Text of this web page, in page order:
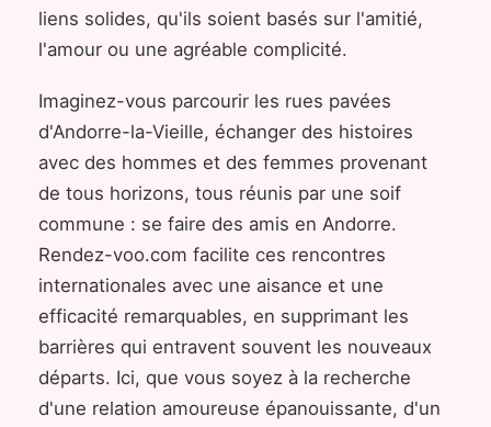
liens solides, qu'ils soient basés sur l'amitié,
l'amour ou une agréable complicité.
Imaginez-vous parcourir les rues pavées
d'Andorre-la-Vieille, échanger des histoires
avec des hommes et des femmes provenant
de tous horizons, tous réunis par une soif
commune : se faire des amis en Andorre.
Rendez-voo.com facilite ces rencontres
internationales avec une aisance et une
efficacité remarquables, en supprimant les
barrières qui entravent souvent les nouveaux
départs. Ici, que vous soyez à la recherche
d'une relation amoureuse épanouissante, d'un